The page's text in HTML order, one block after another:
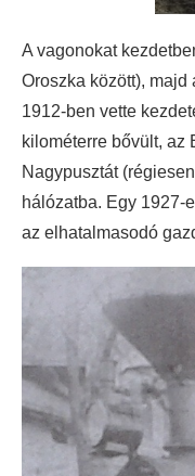
A vagonokat
Oroszka között),
1912-ben vette
kilométerre bővült, az
Nagypusztát
hálózatba. Egy 1927-
az elhatalmasodó